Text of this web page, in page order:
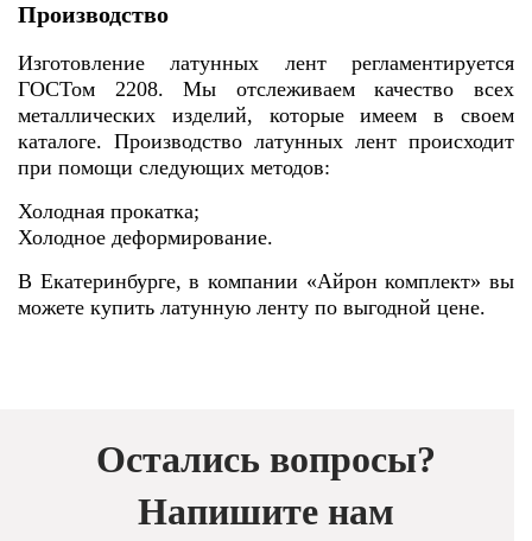
Производство
Изготовление латунных лент регламентируется
ГОСТом 2208. Мы отслеживаем качество всех
металлических изделий, которые имеем в своем
каталоге. Производство латунных лент происходит
при помощи следующих методов:
Холодная прокатка;
Холодное деформирование.
В Екатеринбурге, в компании «Айрон комплект» вы
можете купить латунную ленту по выгодной цене.
Остались вопросы?
Напишите нам